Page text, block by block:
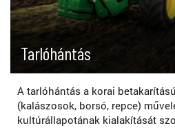
Tarlóhántás
A tarlóhántás a korai
(kalászosok, borsó, repce)
kultúrállapotának kialakítását